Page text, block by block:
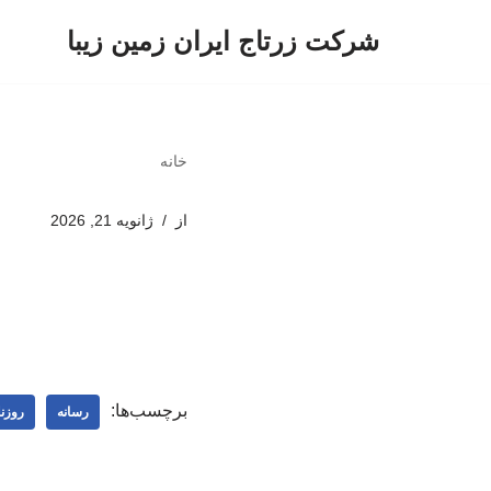
شرکت زرتاج ایران زمین زیبا
خانه
از ژانویه 21, 2026
برچسب‌ها: رسانه